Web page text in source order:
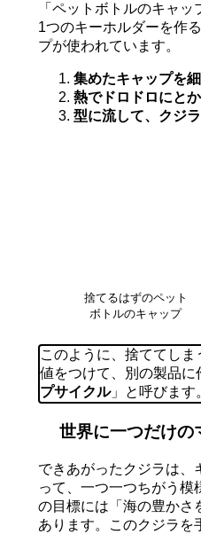
「ペットボトルのキャッ
1つのキーホルダーを作
プが使われています。
集めたキャップを
熱でドロドロにと
型に流して、クジ
捨てるはずのペット
ボトルのキャップ
このように、捨ててし
値をつけて、別の製品に
プサイクル」と呼びます
世界に一つだけの
できあがったクジラは、
って、一つ一つちがう模
の目標には「海の豊かさ
あります。このクジラを